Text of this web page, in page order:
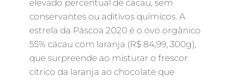
elevado percentual de cacau, sem
conservantes ou aditivos químicos. A
estrela da Páscoa 2020 é o ovo orgânico
55% cacau com laranja (R$ 84,99, 300g),
que surpreende ao misturar o frescor
cítrico da laranja ao chocolate que